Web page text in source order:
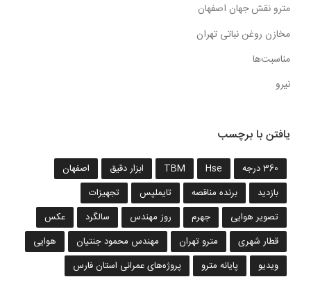
مترو نقش جهان اصفهان
مخازن روغن نباتی تهران
مناسبت‌ها
نیرو
یافتن با برچسب
360 درجه Hse
TBM ابزار دقیق
اصفهان
بازدید
برنده مناقصه تایملپس
تجهیزات
تصویر هوایی
جهرم روز مهندس سالگرد
عکس
قطار شهری
مترو تهران مهندس محمود جنتیان
هوایی
ویدیو
پایانه مترو پروژه‌های عمرانی استان فارس